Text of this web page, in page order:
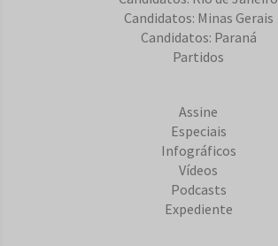
Candidatos: Minas Gerais
Candidatos: Paraná
Partidos
Assine
Especiais
Infográficos
Vídeos
Podcasts
Expediente